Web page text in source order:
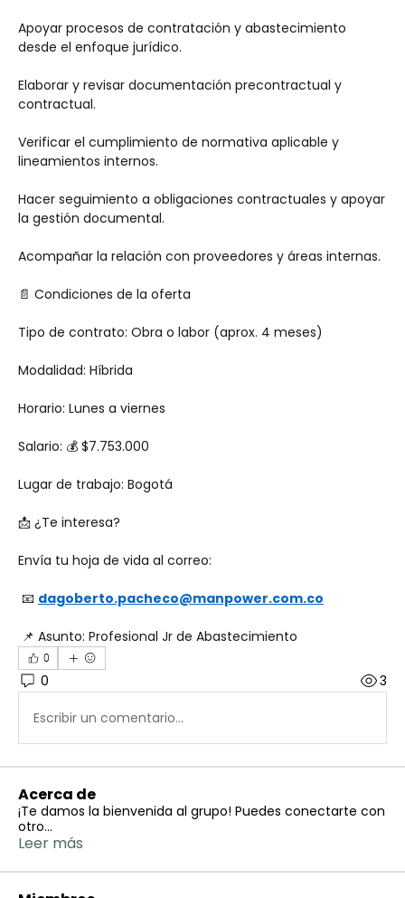
Apoyar procesos de contratación y abastecimiento
desde el enfoque jurídico.
Elaborar y revisar documentación precontractual y
contractual.
Verificar el cumplimiento de normativa aplicable y
lineamientos internos.
Hacer seguimiento a obligaciones contractuales y apoyar
la gestión documental.
Acompañar la relación con proveedores y áreas internas.
📄 Condiciones de la oferta
Tipo de contrato: Obra o labor (aprox. 4 meses)
Modalidad: Híbrida
Horario: Lunes a viernes
Salario: 💰 $7.753.000
Lugar de trabajo: Bogotá
📩 ¿Te interesa?
Envía tu hoja de vida al correo:
📧 dagoberto.pacheco@manpower.com.co
📌 Asunto: Profesional Jr de Abastecimiento
0
0 3
Escribir un comentario...
Acerca de
¡Te damos la bienvenida al grupo! Puedes conectarte con
otro...
Leer más